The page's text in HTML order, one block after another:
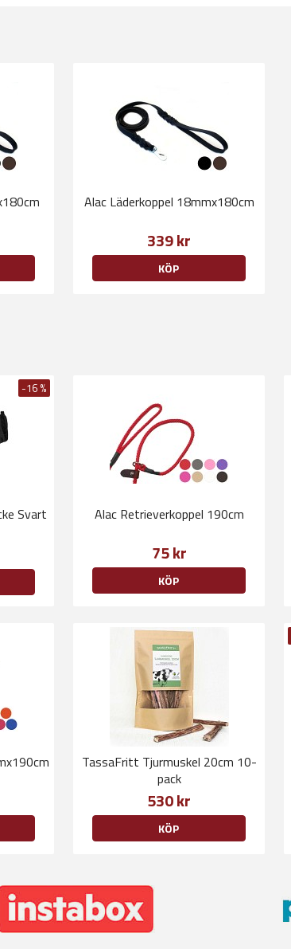
Alac Läderkoppel 18mmx180cm
339 kr
KÖP
-16 %
Svart Alac Retrieverkoppel 190cm
75 kr
KÖP
TassaFritt Tjurmuskel 20cm 10-
pack
530 kr
KÖP